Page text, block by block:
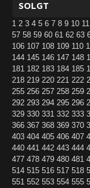
SOLGT
1 2 3 4 5 6 7 8 9 10 11
57 58 59 60 61 62 63
106 107 108 109 110
144 145 146 147 148
181 182 183 184 185
218 219 220 221 222
255 256 257 258 259
292 293 294 295 296
329 330 331 332 333
366 367 368 369 370
403 404 405 406 407
440 441 442 443 444
477 478 479 480 481
514 515 516 517 518
551 552 553 554 555